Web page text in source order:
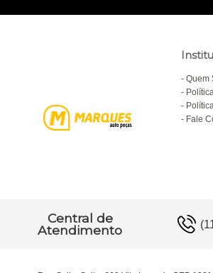
Quem
Fale
Central de
Atendimento